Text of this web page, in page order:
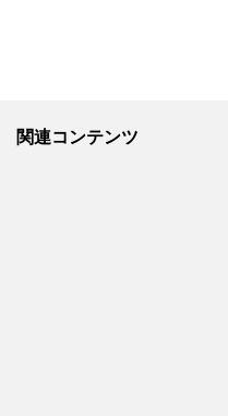
関連コンテンツ